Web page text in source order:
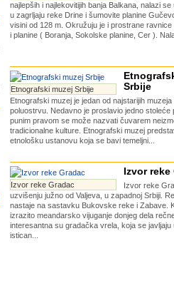
najlepših i najlekovitijih banja Balkana, nalazi se
u zagrljaju reke Drine i šumovite planine
visini od 128 m. Okružuju je i prostrane ravnice
i planine ( Boranja, Sokolske planine, Cer ).
Etnografski muzej Srbije
Srbije
Etnografski muzej je jedan od najstarijih
poluostrvu. Nedavno je proslavio jedno stoleće
punim pravom se može nazvati čuvarem
tradicionalne kulture. Etnografski muzej
etnološku ustanovu koja se bavi temeljni...
Izvor reke Gradac
Izvor reke
Izvor reke
uzvišenju južno od Valjeva, u zapadnoj Srbiji.
nastaje na sastavku Bukovske reke i Zabave.
izrazito meandarsko vijuganje donjeg dela
interesantna su gradačka vrela, koja se javljaju
istican...